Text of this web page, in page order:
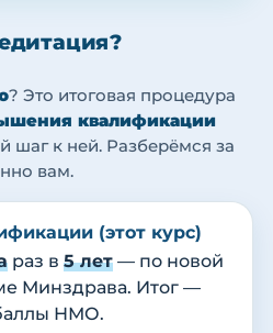
? Это итоговая процедура
квалификации
шаг к ней. Разберёмся за
вам.
(этот курс)
раз в 5 лет — по новой
Минздрава. Итог —
НМО.